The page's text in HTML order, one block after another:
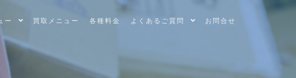
ー 買取メニュー 各種料金 よくあるご質問 お問合せ